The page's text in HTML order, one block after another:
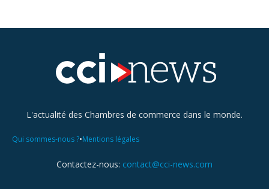
L'actualité des Chambres de commerce dans le monde.
Qui sommes-nous ?•Mentions légales
Contactez-nous: contact@cci-news.com